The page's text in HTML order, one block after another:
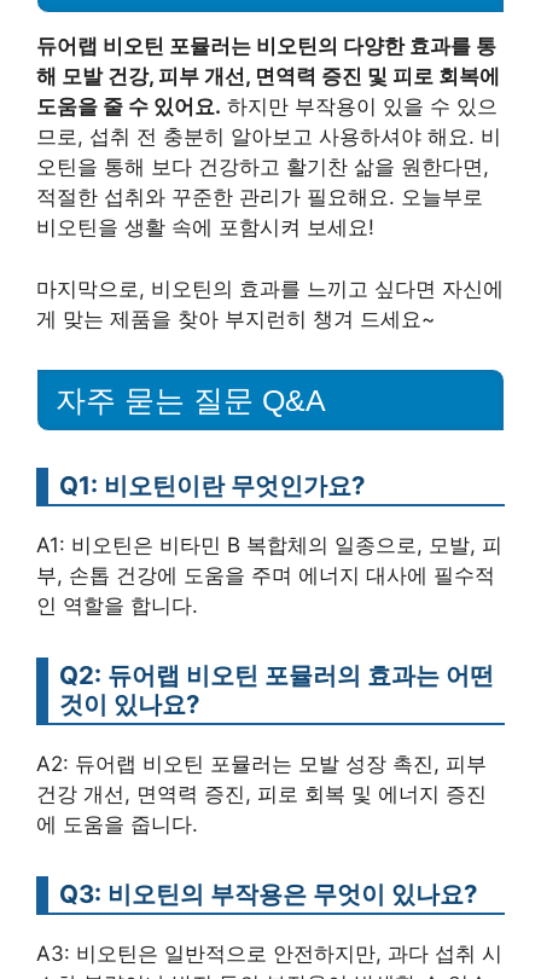
듀어랩 비오틴 포뮬러는 비오틴의 다양한 효과를 통
해 모발 건강, 피부 개선, 면역력 증진 및 피로 회복에
도움을 줄 수 있어요. 하지만 부작용이 있을 수 있으
므로, 섭취 전 충분히 알아보고 사용하셔야 해요. 비
오틴을 통해 보다 건강하고 활기찬 삶을 원한다면,
적절한 섭취와 꾸준한 관리가 필요해요. 오늘부로
비오틴을 생활 속에 포함시켜 보세요!
마지막으로, 비오틴의 효과를 느끼고 싶다면 자신에
게 맞는 제품을 찾아 부지런히 챙겨 드세요~
자주 묻는 질문 Q&A
Q1: 비오틴이란 무엇인가요?
A1: 비오틴은 비타민 B 복합체의 일종으로, 모발, 피
부, 손톱 건강에 도움을 주며 에너지 대사에 필수적
인 역할을 합니다.
Q2: 듀어랩 비오틴 포뮬러의 효과는 어떤
것이 있나요?
A2: 듀어랩 비오틴 포뮬러는 모발 성장 촉진, 피부
건강 개선, 면역력 증진, 피로 회복 및 에너지 증진
에 도움을 줍니다.
Q3: 비오틴의 부작용은 무엇이 있나요?
A3: 비오틴은 일반적으로 안전하지만, 과다 섭취 시